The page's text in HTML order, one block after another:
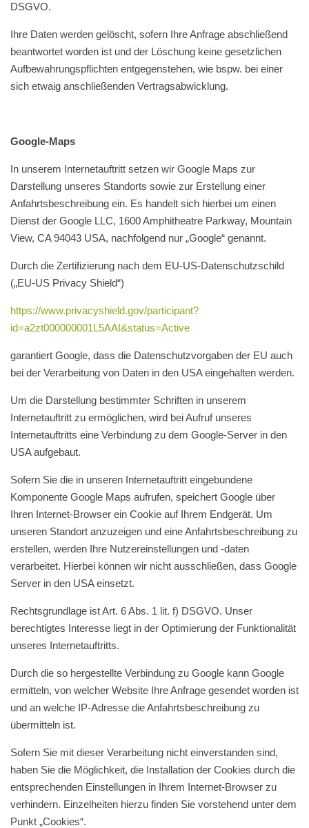
DSGVO.
Ihre Daten werden gelöscht, sofern Ihre Anfrage abschließend
beantwortet worden ist und der Löschung keine gesetzlichen
Aufbewahrungspflichten entgegenstehen, wie bspw. bei einer
sich etwaig anschließenden Vertragsabwicklung.
Google-Maps
In unserem Internetauftritt setzen wir Google Maps zur
Darstellung unseres Standorts sowie zur Erstellung einer
Anfahrtsbeschreibung ein. Es handelt sich hierbei um einen
Dienst der Google LLC, 1600 Amphitheatre Parkway, Mountain
View, CA 94043 USA, nachfolgend nur „Google“ genannt.
Durch die Zertifizierung nach dem EU-US-Datenschutzschild
(„EU-US Privacy Shield“)
https://www.privacyshield.gov/participant?
id=a2zt000000001L5AAI&status=Active
garantiert Google, dass die Datenschutzvorgaben der EU auch
bei der Verarbeitung von Daten in den USA eingehalten werden.
Um die Darstellung bestimmter Schriften in unserem
Internetauftritt zu ermöglichen, wird bei Aufruf unseres
Internetauftritts eine Verbindung zu dem Google-Server in den
USA aufgebaut.
Sofern Sie die in unseren Internetauftritt eingebundene
Komponente Google Maps aufrufen, speichert Google über
Ihren Internet-Browser ein Cookie auf Ihrem Endgerät. Um
unseren Standort anzuzeigen und eine Anfahrtsbeschreibung zu
erstellen, werden Ihre Nutzereinstellungen und -daten
verarbeitet. Hierbei können wir nicht ausschließen, dass Google
Server in den USA einsetzt.
Rechtsgrundlage ist Art. 6 Abs. 1 lit. f) DSGVO. Unser
berechtigtes Interesse liegt in der Optimierung der Funktionalität
unseres Internetauftritts.
Durch die so hergestellte Verbindung zu Google kann Google
ermitteln, von welcher Website Ihre Anfrage gesendet worden ist
und an welche IP-Adresse die Anfahrtsbeschreibung zu
übermitteln ist.
Sofern Sie mit dieser Verarbeitung nicht einverstanden sind,
haben Sie die Möglichkeit, die Installation der Cookies durch die
entsprechenden Einstellungen in Ihrem Internet-Browser zu
verhindern. Einzelheiten hierzu finden Sie vorstehend unter dem
Punkt „Cookies“.